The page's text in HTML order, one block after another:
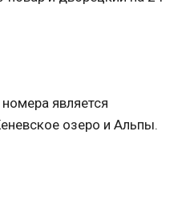
является
озеро и Альпы.